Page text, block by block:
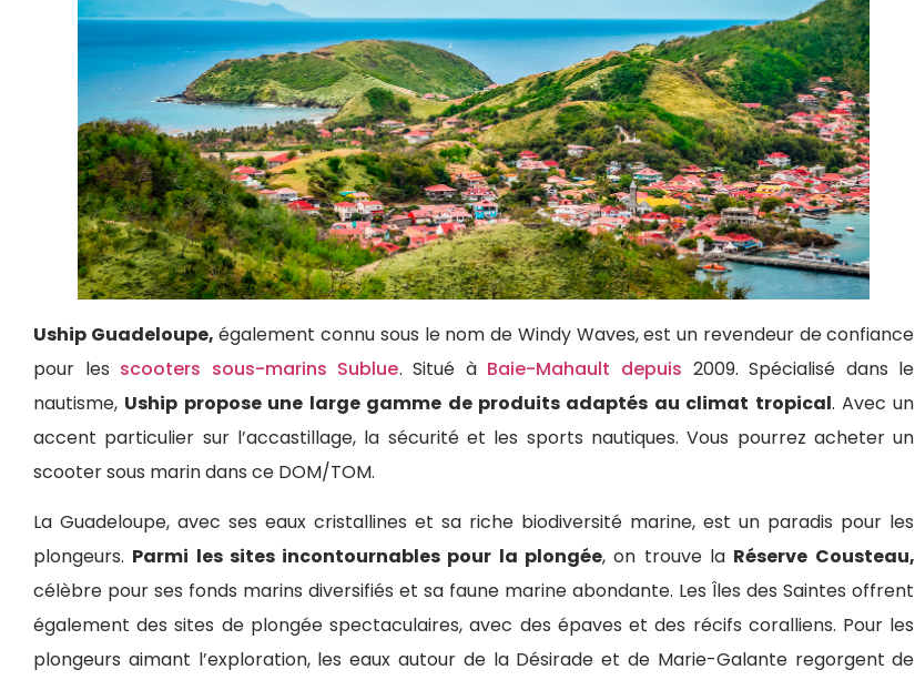
Uship Guadeloupe, également connu sous le nom de Windy Waves, est un revendeur de confiance
pour les scooters sous-marins Sublue. Situé à Baie-Mahault depuis 2009. Spécialisé dans le
nautisme, Uship propose une large gamme de produits adaptés au climat tropical. Avec un
accent particulier sur l’accastillage, la sécurité et les sports nautiques. Vous pourrez acheter un
scooter sous marin dans ce DOM/TOM.
La Guadeloupe, avec ses eaux cristallines et sa riche biodiversité marine, est un paradis pour les
plongeurs. Parmi les sites incontournables pour la plongée, on trouve la Réserve Cousteau,
célèbre pour ses fonds marins diversifiés et sa faune marine abondante. Les Îles des Saintes offrent
également des sites de plongée spectaculaires, avec des épaves et des récifs coralliens. Pour les
plongeurs aimant l’exploration, les eaux autour de la Désirade et de Marie-Galante regorgent de